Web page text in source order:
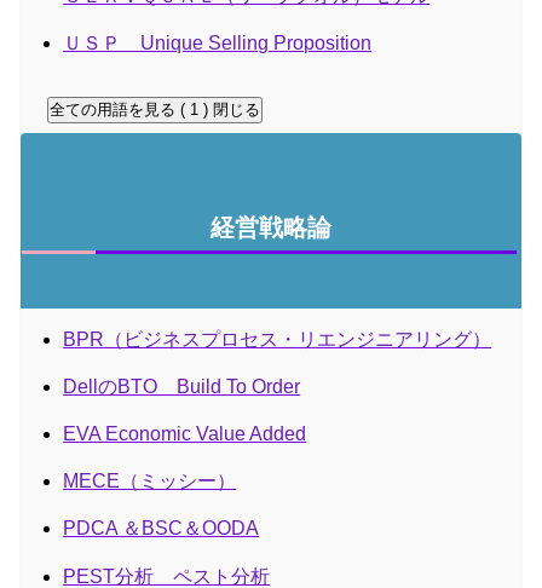
ＵＳＰ Unique Selling Proposition
全ての用語を見る ( 1 ) 閉じる
経営戦略論
BPR（ビジネスプロセス・リエンジニアリング）
DellのBTO Build To Order
EVA Economic Value Added
MECE（ミッシー）
PDCA ＆BSC＆OODA
PEST分析 ペスト分析